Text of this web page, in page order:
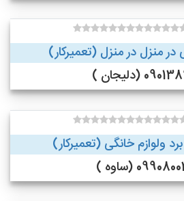
منزل در منزل (تعمیرکار)
(دلیجان )
ولوازم خانگی (تعمیرکار)
(ساوه )